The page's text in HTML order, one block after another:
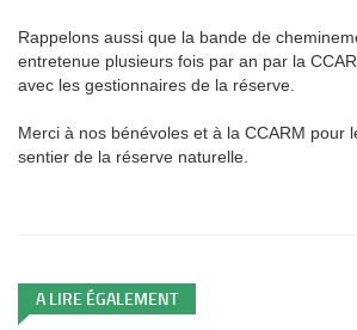
Rappelons aussi que la bande de
entretenue plusieurs fois par an par la
avec les gestionnaires de la réserve.
Merci à nos bénévoles et à la CCARM pour
sentier de la réserve naturelle.
A LIRE ÉGALEMENT